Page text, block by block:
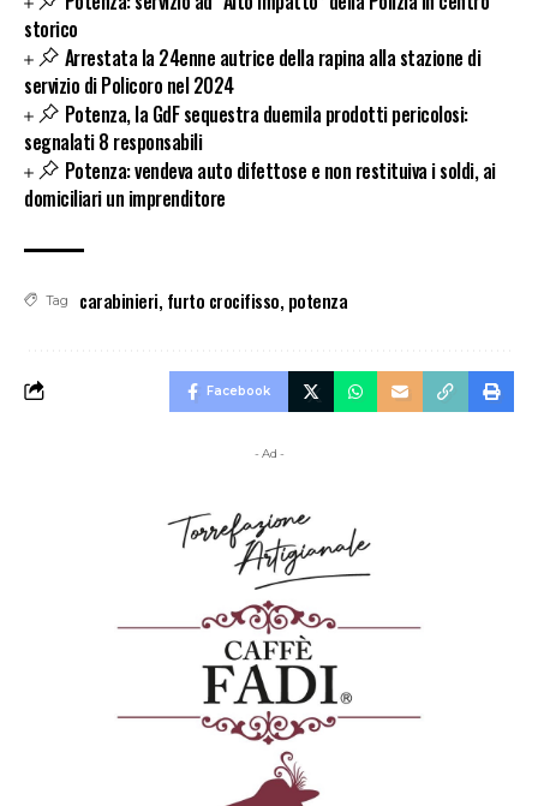
storico
Arrestata la 24enne autrice della rapina alla stazione di
servizio di Policoro nel 2024
Potenza, la GdF sequestra duemila prodotti pericolosi:
segnalati 8 responsabili
Potenza: vendeva auto difettose e non restituiva i soldi, ai
domiciliari un imprenditore
Tag carabinieri, furto crocifisso, potenza
Facebook
- Ad -